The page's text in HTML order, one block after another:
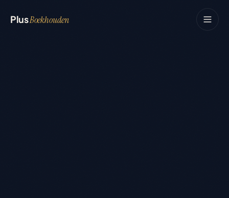
PlusBoekhouden